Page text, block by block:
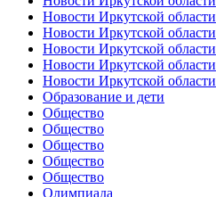
Новости Иркутской области
Новости Иркутской области
Новости Иркутской области
Новости Иркутской области
Новости Иркутской области
Образование и дети
Общество
Общество
Общество
Общество
Общество
Олимпиада